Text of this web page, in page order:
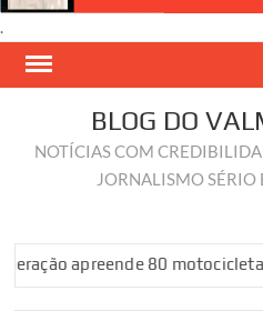
.
Skip
BLOG DO
NOTÍCIAS COM
JORNALISMO SÉRIO
apreende 80 motocicletas em